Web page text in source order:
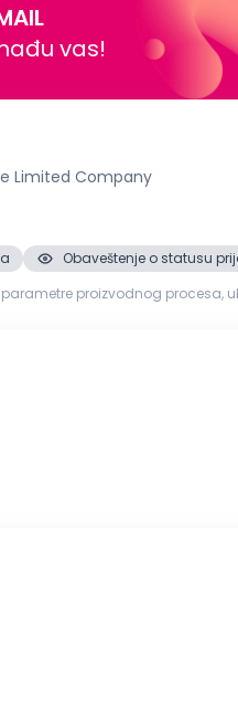
vas!
Limited Company
Obaveštenje o statusu
proizvodnog procesa,